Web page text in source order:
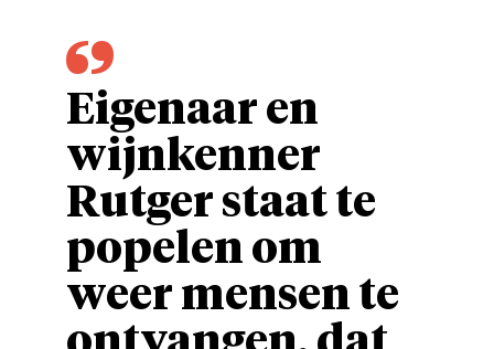
Eigenaar en
wijnkenner
Rutger staat te
popelen om
weer mensen te